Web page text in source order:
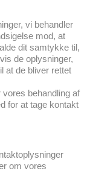
vi behandler
mod, at
dit samtykke til,
de oplysninger,
at de bliver rettet
behandling af
for at tage kontakt
om vores